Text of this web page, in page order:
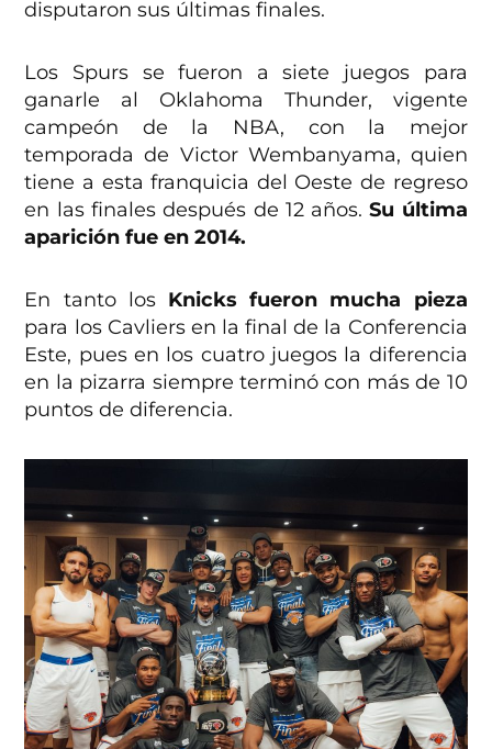
disputaron sus últimas finales.
Los Spurs se fueron a siete juegos para
ganarle al Oklahoma Thunder, vigente
campeón de la NBA, con la mejor
temporada de Victor Wembanyama, quien
tiene a esta franquicia del Oeste de regreso
en las finales después de 12 años.Su última
aparición fue en 2014.
En tanto losKnicks fueron mucha pieza
para los Cavliers en la final de la Conferencia
Este, pues en los cuatro juegos la diferencia
en la pizarra siempre terminó con más de 10
puntos de diferencia.